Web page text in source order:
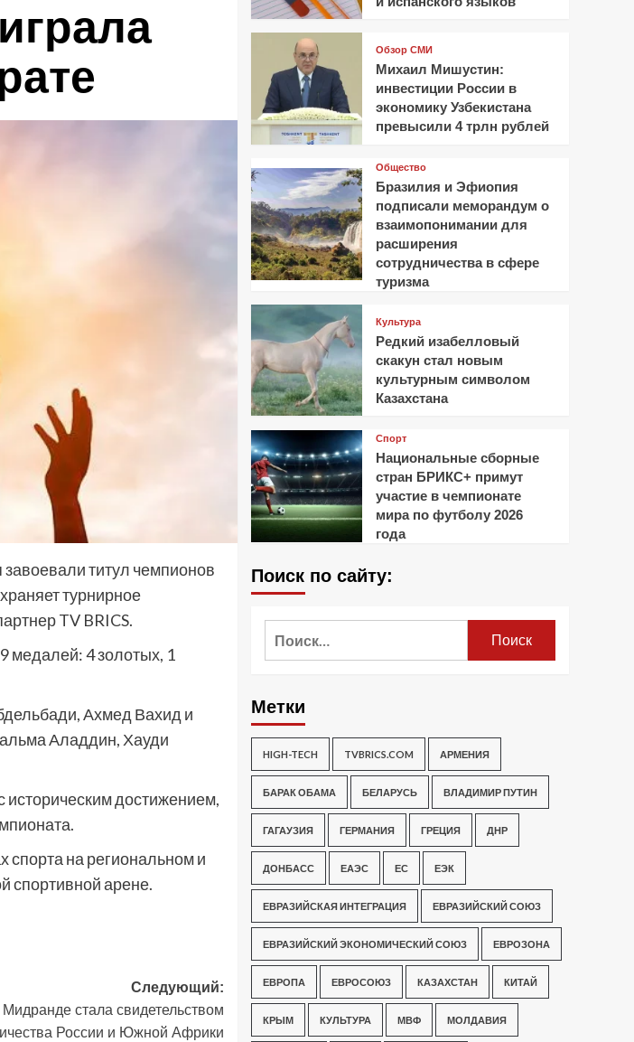
титул чемпионов
турнирное
TV BRICS.
медалей: 4 золотых, 1
Ахмед Вахид и
Аладдин, Хауди
историческим достижением,
на региональном и
спортивной арене.
Следующий:
стала свидетельством
России и Южной Африки
Обзор СМИ
Михаил Мишустин:
инвестиции России в
экономику Узбекистана
превысили 4 трлн рублей
Общество
Бразилия и Эфиопия
подписали меморандум о
взаимопонимании для
расширения
сотрудничества в сфере
туризма
Культура
Редкий изабелловый
скакун стал новым
культурным символом
Казахстана
Спорт
Национальные сборные
стран БРИКС+ примут
участие в чемпионате
мира по футболу 2026
года
Поиск по сайту:
Метки
HIGH-TECH TVBRICS.COM АРМЕНИЯ
БАРАК ОБАМА БЕЛАРУСЬ ВЛАДИМИР ПУТИН
ГАГАУЗИЯ ГЕРМАНИЯ ГРЕЦИЯ ДНР
ДОНБАСС ЕАЭС ЕС ЕЭК
ЕВРАЗИЙСКАЯ ИНТЕГРАЦИЯ ЕВРАЗИЙСКИЙ СОЮЗ
ЕВРАЗИЙСКИЙ ЭКОНОМИЧЕСКИЙ СОЮЗ ЕВРОЗОНА
ЕВРОПА ЕВРОСОЮЗ КАЗАХСТАН КИТАЙ
КРЫМ КУЛЬТУРА МВФ МОЛДАВИЯ